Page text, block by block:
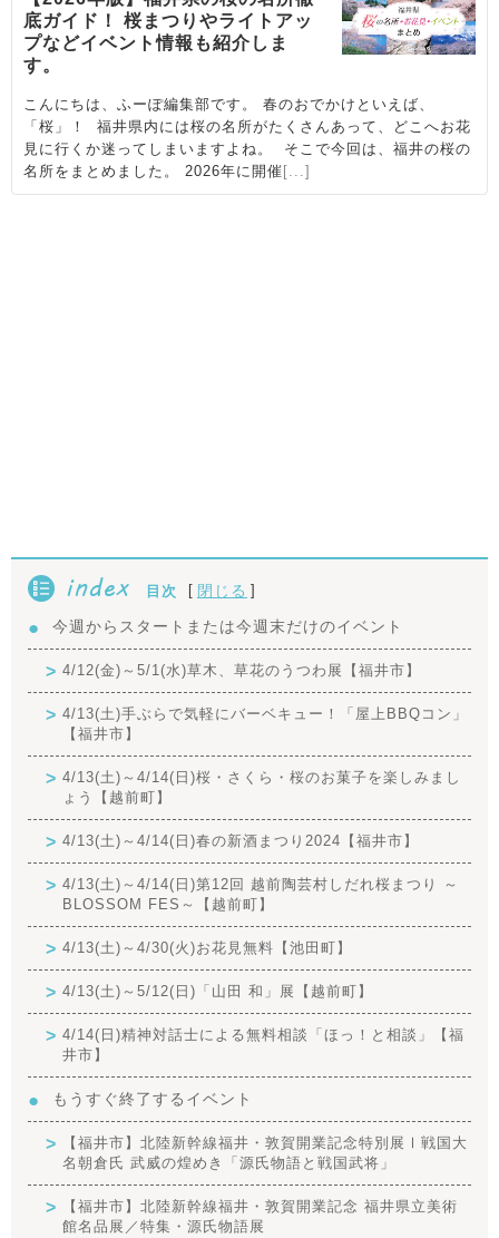
index 目次 [ 閉じる ]
今週からスタートまたは今週末だけのイベント
4/12(金)～5/1(水)草木、草花のうつわ展【福井市】
4/13(土)手ぶらで気軽にバーベキュー！「屋上BBQコン」
【福井市】
4/13(土)～4/14(日)桜・さくら・桜のお菓子を楽しみまし
ょう【越前町】
4/13(土)～4/14(日)春の新酒まつり2024【福井市】
4/13(土)～4/14(日)第12回 越前陶芸村しだれ桜まつり ～
BLOSSOM FES～【越前町】
4/13(土)～4/30(火)お花見無料【池田町】
4/13(土)～5/12(日)「山田 和」展【越前町】
4/14(日)精神対話士による無料相談「ほっ！と相談」【福
井市】
もうすぐ終了するイベント
【福井市】北陸新幹線福井・敦賀開業記念特別展Ⅰ戦国大
名朝倉氏 武威の煌めき「源氏物語と戦国武将」
【福井市】北陸新幹線福井・敦賀開業記念 福井県立美術
館名品展／特集・源氏物語展